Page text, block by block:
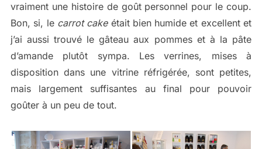
vraiment une histoire de goût personnel pour le coup.
Bon, si, le carrot cakeétait bien humide et excellent et
j’ai aussi trouvé le gâteau aux pommes et à la pâte
d’amande plutôt sympa. Les verrines, mises à
disposition dans une vitrine réfrigérée, sont petites,
mais largement suffisantes au final pour pouvoir
goûter à un peu de tout.